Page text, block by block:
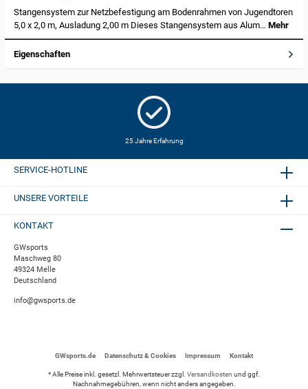
Stangensystem zur Netzbefestigung am Bodenrahmen von Jugendtoren
5,0 x 2,0 m, Ausladung 2,00 m Dieses Stangensystem aus Alum… Mehr
Eigenschaften
25 Jahre Erfahrung
SERVICE-HOTLINE
UNSERE VORTEILE
KONTAKT
GWsports
Maschweg 80
49324 Melle
Deutschland
info@gwsports.de
GWsports.de Datenschutz & Cookies Impressum Kontakt
* Alle Preise inkl. gesetzl. Mehrwertsteuer zzgl. Versandkosten und ggf.
Nachnahmegebühren, wenn nicht anders angegeben.